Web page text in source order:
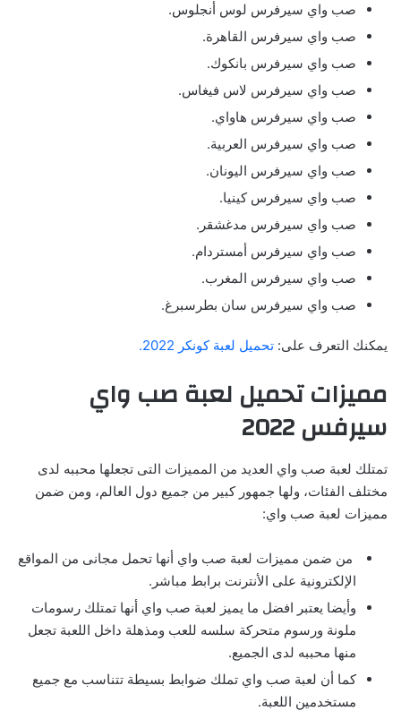
صب واي سيرفرس لوس أنجلوس.
صب واي سيرفرس القاهرة.
صب واي سيرفرس بانكوك.
صب واي سيرفرس لاس فيغاس.
صب واي سيرفرس هاواي.
صب واي سيرفرس العربية.
صب واي سيرفرس اليونان.
صب واي سيرفرس كينيا.
صب واي سيرفرس مدغشقر.
صب واي سيرفرس أمستردام.
صب واي سيرفرس المغرب.
صب واي سيرفرس سان بطرسبرغ.
يمكنك التعرف على: تحميل لعبة كونكر 2022.
مميزات تحميل لعبة صب واي
سيرفس 2022
تمتلك لعبة صب واي العديد من المميزات التى تجعلها محببه لدى
مختلف الفئات، ولها جمهور كبير من جميع دول العالم، ومن ضمن
مميزات لعبة صب واي:
من ضمن مميزات لعبة صب واي أنها تحمل مجانى من المواقع
الإلكترونية على الأنترنت برابط مباشر.
وأيضا يعتبر افضل ما يميز لعبة صب واي أنها تمتلك رسومات
ملونة ورسوم متحركة سلسه للعب ومذهلة داخل اللعبة تجعل
منها محببه لدى الجميع.
كما أن لعبة صب واي تملك ضوابط بسيطة تتناسب مع جميع
مستخدمين اللعبة.